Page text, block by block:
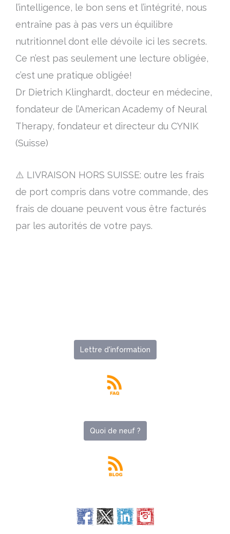
l’intelligence, le bon sens et l’intégrité, nous
entraîne pas à pas vers un équilibre
nutritionnel dont elle dévoile ici les secrets.
Ce n’est pas seulement une lecture obligée,
c’est une pratique obligée!
Dr Dietrich Klinghardt, docteur en médecine,
fondateur de l’American Academy of Neural
Therapy, fondateur et directeur du CYNIK
(Suisse)
⚠️ LIVRAISON HORS SUISSE: outre les frais
de port compris dans votre commande, des
frais de douane peuvent vous être facturés
par les autorités de votre pays.
Lettre d'information
Quoi de neuf ?